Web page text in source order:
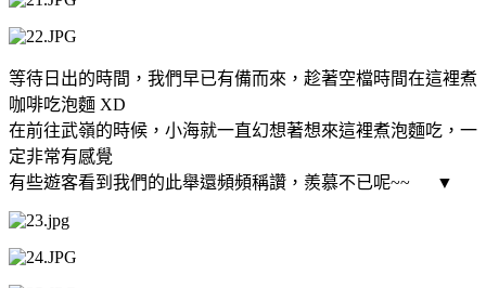
等待日出的時間，我們早已有備而來，趁著空檔時間在這裡煮
咖啡吃泡麵 XD
在前往武嶺的時候，小海就一直幻想著想來這裡煮泡麵吃，一
定非常有感覺
有些遊客看到我們的此舉還頻頻稱讚，羨慕不已呢~~
▼